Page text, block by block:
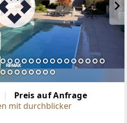
Preis auf Anfrage
mit durchblicker